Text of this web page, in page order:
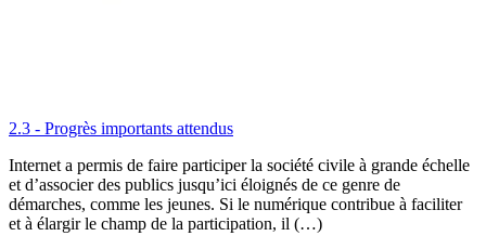
2.3 - Progrès importants attendus
Internet a permis de faire participer la société civile à grande échelle
et d’associer des publics jusqu’ici éloignés de ce genre de
démarches, comme les jeunes. Si le numérique contribue à faciliter
et à élargir le champ de la participation, il (…)